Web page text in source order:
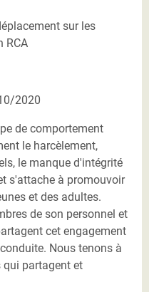
sur les
RCA
2020
de comportement
le harcèlement,
le manque d'intégrité
s'attache à promouvoir
et des adultes.
de son personnel et
cet engagement
Nous tenons à
qui partagent et